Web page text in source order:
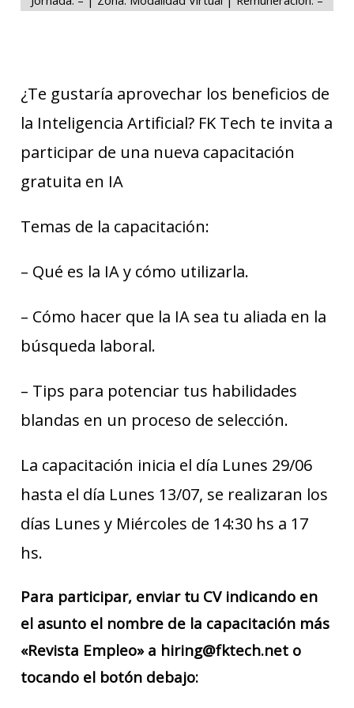
¿Te gustaría aprovechar los beneficios de
la Inteligencia Artificial? FK Tech te invita a
participar de una nueva capacitación
gratuita en IA
Temas de la capacitación:
– Qué es la IA y cómo utilizarla.
– Cómo hacer que la IA sea tu aliada en la
búsqueda laboral.
– Tips para potenciar tus habilidades
blandas en un proceso de selección.
La capacitación inicia el día Lunes 29/06
hasta el día Lunes 13/07, se realizaran los
días Lunes y Miércoles de 14:30 hs a 17
hs.
Para participar, enviar tu CV indicando en
el asunto el nombre de la capacitación más
«Revista Empleo» a hiring@fktech.net o
tocando el botón debajo: